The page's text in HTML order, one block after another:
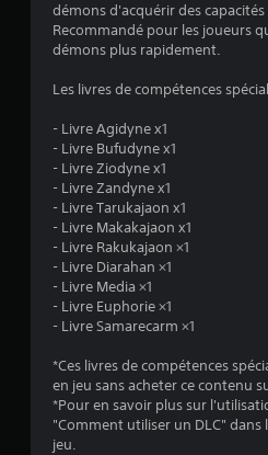
démons d'acquérir des
Recommandé pour les joueurs
démons plus rapidement.
Les livres de compétences
- Livre Agidyne x1
- Livre Bufudyne x1
- Livre Ziodyne x1
- Livre Zandyne x1
- Livre Tarukajaon x1
- Livre Makakajaon x1
- Livre Rakukajaon ×1
- Livre Diarahan ×1
- Livre Media ×1
- Livre Euphorie ×1
- Livre Samarecarm ×1
*Ces livres de compétences
en jeu sans acheter ce contenu
*Pour en savoir plus sur
"Comment utiliser un DLC"
jeu.